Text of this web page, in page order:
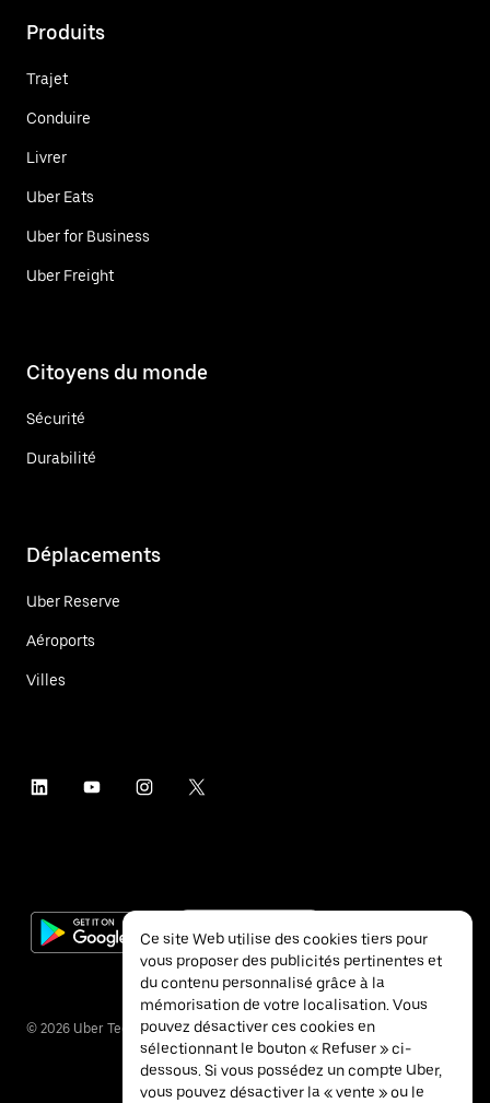
Produits
Trajet
Conduire
Livrer
Uber Eats
Uber for Business
Uber Freight
Citoyens du monde
Sécurité
Durabilité
Déplacements
Uber Reserve
Aéroports
Villes
© 2026 Uber Technologies Inc.
Ce site Web utilise des cookies tiers pour
vous proposer des publicités pertinentes et
du contenu personnalisé grâce à la
mémorisation de votre localisation. Vous
pouvez désactiver ces cookies en
sélectionnant le bouton « Refuser » ci-
dessous. Si vous possédez un compte Uber,
vous pouvez désactiver la « vente » ou le